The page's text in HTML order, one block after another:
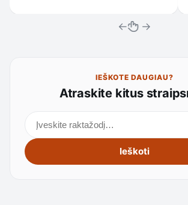
← →
IEŠKOTE DAUGIAU?
Atraskite kitus
Ieškoti